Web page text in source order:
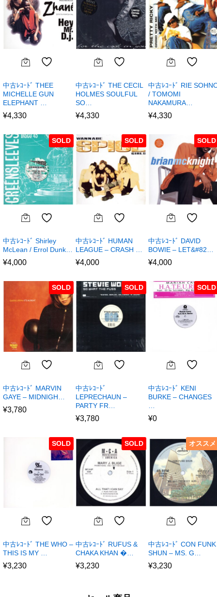
中古ﾚｺｰﾄﾞ THEE
MICHELLE GUN
ELEPHANT …
¥4,330
中古ﾚｺｰﾄﾞ THE CECIL
HOLMES SOULFUL
SO…
¥4,330
中古ﾚｺｰﾄﾞ RIE
/ TOMOMI
NAKAMURA…
¥4,330
SOLD
中古ﾚｺｰﾄﾞ Shirley
McLean / Errol Dunk…
¥4,000
SOLD
中古ﾚｺｰﾄﾞ HUMAN
LEAGUE – CRASH …
¥4,000
SOLD
中古ﾚｺｰﾄﾞ DAVID
BOWIE – LET&#82…
¥4,000
SOLD
中古ﾚｺｰﾄﾞ MARVIN
GAYE – MIDNIGH…
¥3,780
SOLD
中古ﾚｺｰﾄﾞ
LEPRECHAUN –
PARTY FR…
¥3,780
SOLD
中古ﾚｺｰﾄﾞ KENI
BURKE – CHANGES
¥0
SOLD
中古ﾚｺｰﾄﾞ THE WHO –
THIS IS MY …
¥3,230
SOLD
中古ﾚｺｰﾄﾞ RUFUS &
CHAKA KHAN �…
¥3,230
オススメ
中古ﾚｺｰﾄﾞ CON FUNK
SHUN – MS. G…
¥3,230